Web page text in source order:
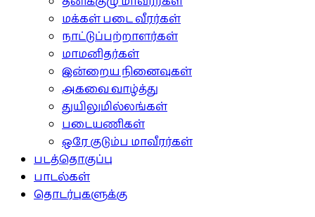
மக்கள் படை வீரர்கள்
நாட்டுப்பற்றாளர்கள்
மாமனிதர்கள்
இன்றைய நினைவுகள்
அகவை வாழ்த்து
துயிலுமில்லங்கள்
படையணிகள்
ஒரே குடும்ப மாவீரர்கள்
படத்தொகுப்பு
பாடல்கள்
தொடர்புகளுக்கு